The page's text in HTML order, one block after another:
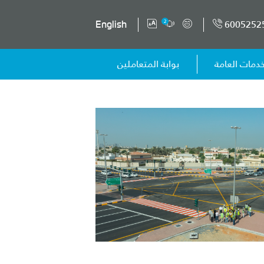
2
English
العامة بوابة المتعاملين